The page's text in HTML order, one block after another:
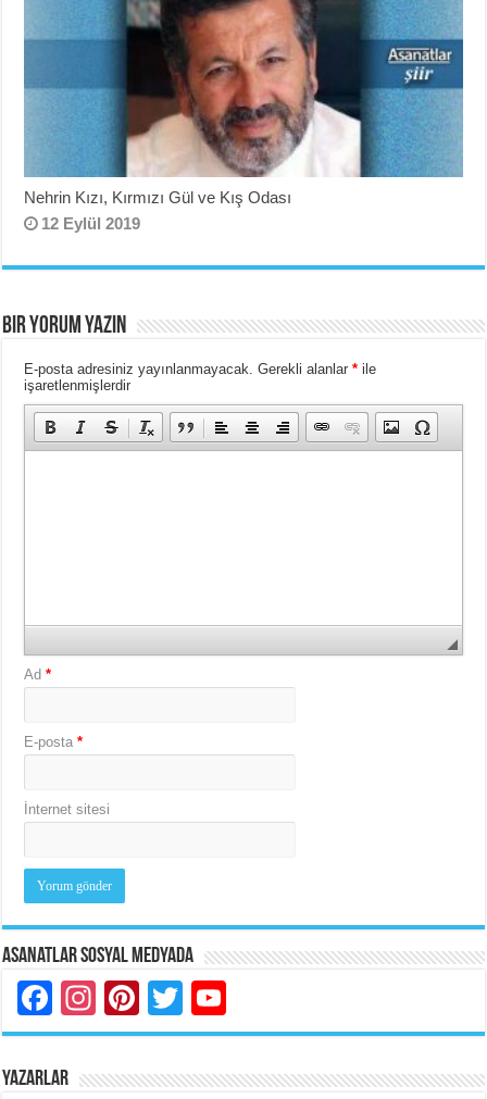
Nehrin Kızı, Kırmızı Gül ve Kış Odası
12 Eylül 2019
BIR YORUM YAZIN
E-posta adresiniz yayınlanmayacak. Gerekli alanlar* ile
işaretlenmişlerdir
Ad*
E-posta*
İnternet sitesi
Asanatlar Sosyal Medyada
Facebook
Instagram
Pinterest
Twitter
YAZARLAR